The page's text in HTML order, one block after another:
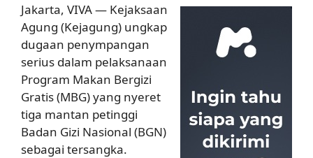
Jakarta, VIVA — Kejaksaan
Agung (Kejagung) ungkap
dugaan penympangan
serius dalam pelaksanaan
Program Makan Bergizi
Gratis (MBG) yang nyeret
tiga mantan petinggi
Badan Gizi Nasional (BGN)
sebagai tersangka.